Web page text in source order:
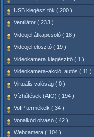
USB kiegészítők ( 200 )
Ventilátor ( 233 )
Videojel átkapcsoló ( 18 )
Videojel elosztó ( 19 )
Videokamera kiegészítő ( 1 )
Videokamera-akció, autós ( 11 )
Virtuális valóság ( 0 )
Vízhűtések (AIO) ( 194 )
VoIP termékek ( 34 )
Vonalkód olvasó ( 42 )
Webcamera ( 104 )